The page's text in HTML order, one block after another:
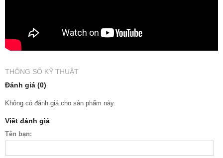
THÔNG SỐ KỸ THUẬT
Đánh giá (0)
Không có đánh giá cho sản phẩm này.
Viết đánh giá
Tên bạn: